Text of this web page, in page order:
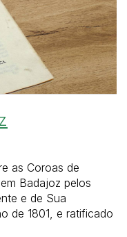
as Coroas de
Badajoz pelos
e de Sua
de 1801, e ratificado